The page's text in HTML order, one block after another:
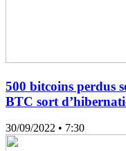
500 bitcoins perdus
BTC sort
30/09/2022 • 7:30